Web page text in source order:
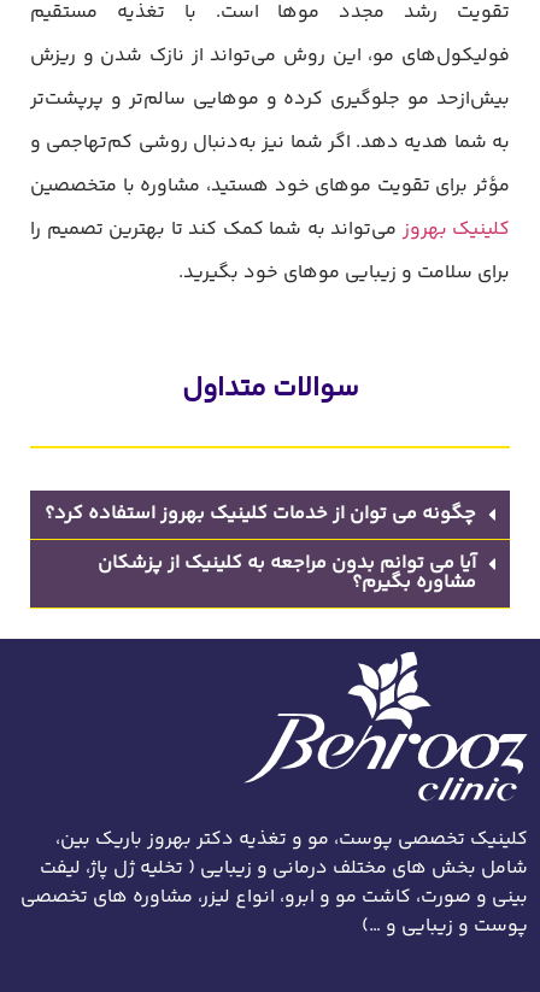
تقویت رشد مجدد موها است. با تغذیه مستقیم
فولیکول‌های مو، این روش می‌تواند از نازک شدن و ریزش
بیش‌ازحد مو جلوگیری کرده و موهایی سالم‌تر و پرپشت‌تر
به شما هدیه دهد. اگر شما نیز به‌دنبال روشی کم‌تهاجمی و
مؤثر برای تقویت موهای خود هستید، مشاوره با متخصصین
کلینیک بهروز می‌تواند به شما کمک کند تا بهترین تصمیم را
برای سلامت و زیبایی موهای خود بگیرید.
سوالات متداول
چگونه می توان از خدمات کلینیک بهروز استفاده کرد؟
آیا می توانم بدون مراجعه به کلینیک از پزشکان
مشاوره بگیرم؟
کلینیک تخصصی پوست، مو و تغذیه دکتر بهروز باریک بین،
شامل بخش های مختلف درمانی و زیبایی ( تخلیه ژل پاژ، لیفت
بینی و صورت، کاشت مو و ابرو، انواع لیزر، مشاوره های تخصصی
پوست و زیبایی و …)